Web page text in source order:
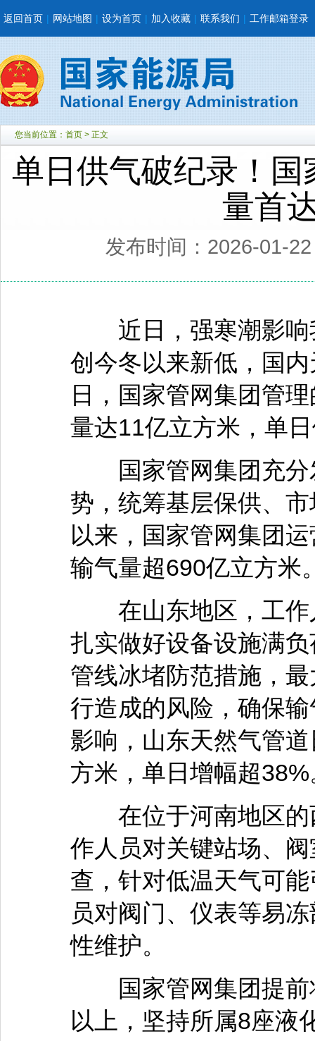
返回首页 | 网站地图 | 设为首页 | 加入收藏 | 联系我们 | 工作邮箱登录
您当前位置： 首页 > 正文
单日供气破纪录！
量首
发布时间：2026-01-
近日，强寒潮影响
创今冬以来新低，国
日，国家管网集团管
量达11亿立方米，单
国家管网集团充分
势，统筹基层保供、
以来，国家管网集团
输气量超690亿立方米
在山东地区，工作
扎实做好设备设施满
管线冰堵防范措施，
行造成的风险，确保
影响，山东天然气管
方米，单日增幅超38%
在位于河南地区的
作人员对关键站场、
查，针对低温天气可
员对阀门、仪表等易
性维护。
国家管网集团提前
以上，坚持所属8座液